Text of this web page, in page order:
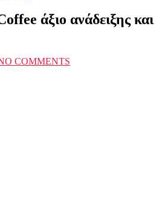
άξιο ανάδειξης και
COMMENTS